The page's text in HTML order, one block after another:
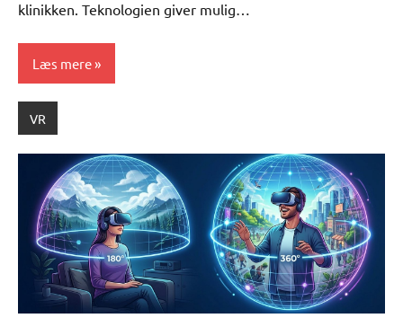
klinikken. Teknologien giver mulig…
Læs mere
VR